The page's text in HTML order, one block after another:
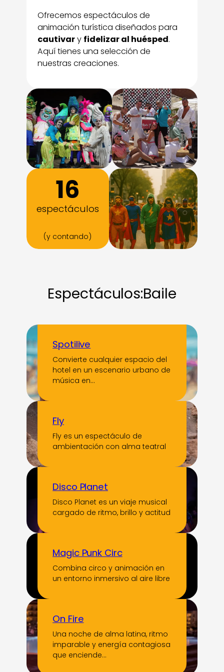
Ofrecemos espectáculos de
animación turística diseñados para
cautivary fidelizar al huésped.
Aquí tienes una selección de
nuestras creaciones.
16
espectáculos
(y contando)
Espectáculos:Baile
Spotilive
Convierte cualquier espacio del
hotel en un escenario urbano de
música en…
Fly
Fly es un espectáculo de
ambientación con alma teatral
Disco Planet
Disco Planet es un viaje musical
cargado de ritmo, brillo y actitud
Magic Punk Circ
Combina circo y animación en
un entorno inmersivo al aire libre
On Fire
Una noche de alma latina, ritmo
imparable y energía contagiosa
que enciende…